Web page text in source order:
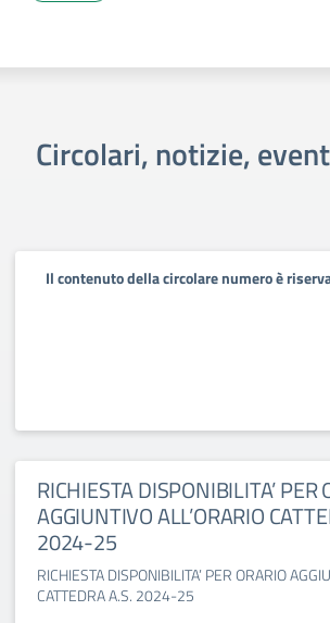
Circolari, notizie,
Il contenuto della circolare numero è
RICHIESTA DISPONIBILITA’ PER
AGGIUNTIVO ALL’ORARIO
2024-25
RICHIESTA DISPONIBILITA’ PER ORARIO
CATTEDRA A.S. 2024-25